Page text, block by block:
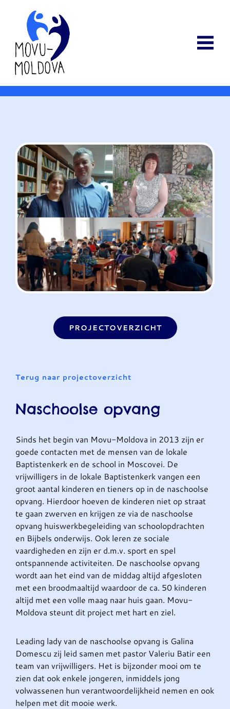
PROJECTOVERZICHT
Terug naar projectoverzicht
Naschoolse opvang
Sinds het begin van Movu-Moldova in 2013 zijn er
goede contacten met de mensen van de lokale
Baptistenkerk en de school in Moscovei. De
vrijwilligers in de lokale Baptistenkerk vangen een
groot aantal kinderen en tieners op in de naschoolse
opvang. Hierdoor hoeven de kinderen niet op straat
te gaan zwerven en krijgen ze via de naschoolse
opvang huiswerkbegeleiding van schoolopdrachten
en Bijbels onderwijs. Ook leren ze sociale
vaardigheden en zijn er d.m.v. sport en spel
ontspannende activiteiten. De naschoolse opvang
wordt aan het eind van de middag altijd afgesloten
met een broodmaaltijd waardoor de ca. 50 kinderen
altijd met een volle maag naar huis gaan. Movu-
Moldova steunt dit project met hart en ziel.
Leading lady van de naschoolse opvang is Galina
Domescu zij leid samen met pastor Valeriu Batir een
team van vrijwilligers. Het is bijzonder mooi om te
zien dat ook enkele jongeren, inmiddels jong
volwassenen hun verantwoordelijkheid nemen en ook
helpen met dit mooie werk.